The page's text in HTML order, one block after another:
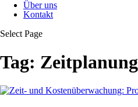
Über uns
Kontakt
Select Page
Tag: Zeitplanung